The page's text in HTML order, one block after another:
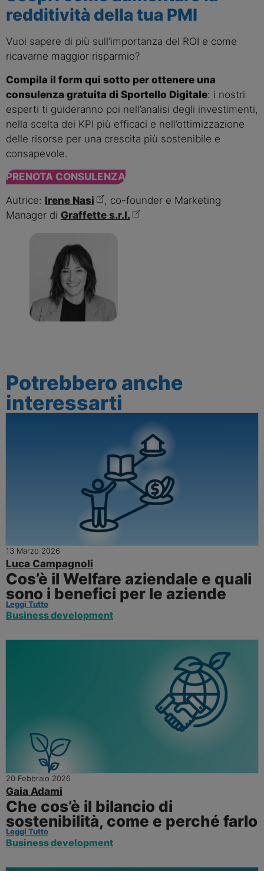
redditività della tua PMI
Vuoi sapere di più sull’importanza del ROI e come
ricavarne maggior risparmio?
Compila il form qui sotto per ottenere una
consulenza gratuita di Sportello Digitale: i nostri
esperti ti guideranno poi nell’analisi degli investimenti,
nella scelta dei KPI più efficaci e nell’ottimizzazione
delle risorse per una crescita più sostenibile e
consapevole.
PRENOTA CONSULENZA
Autrice: Irene Nasi
, co-founder e Marketing
Manager di Graffette s.r.l.
Potrebbero anche
interessarti
13 Marzo 2026
Luca Campagnoli
Cos’è il Welfare aziendale e quali
sono i benefici per le aziende
Leggi Tutto
Business development
20 Febbraio 2026
Gaia Adami
Che cos’è il bilancio di
sostenibilità, come e perché farlo
Leggi Tutto
Business development